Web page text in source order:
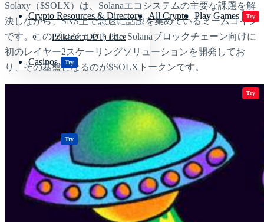
Crypto Resources & Directory All Crypto Play Games Try
Casinos Try
Polkadot (DOT) Price
Try
Casinos Try
Solaxy（$SOLX）は、Solanaエコシステムの主要な課題を解
決しながら、SNS上で急速に話題を集めているミームコイン
です。このプロジェクトは、Solanaブロックチェーン向けに
初のレイヤー2スケーリングソリューションを開発してお
り、その基盤となるのが$SOLXトークンです。